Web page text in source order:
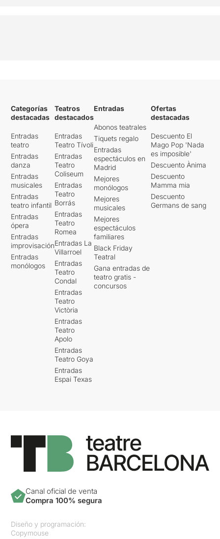
Categorías
destacadas
Entradas
teatro
Entradas
danza
Entradas
musicales
Entradas
teatro infantil
Entradas
ópera
Entradas
improvisación
Entradas
monólogos
Teatros
destacados
Entradas
Teatro Tívoli
Entradas
Teatro
Coliseum
Entradas
Teatro
Borrás
Entradas
Teatro
Romea
Entradas La
Villarroel
Entradas
Teatro
Condal
Entradas
Teatro
Victòria
Entradas
Teatro
Apolo
Entradas
Teatro Goya
Entradas
Espai Texas
Entradas
Abonos teatrales
Tiquets regalo
Entradas
espectáculos en
Madrid
Mejores
monólogos
Mejores
musicales
Mejores
espectáculos
familiares
Black Friday
Teatral
Gana entradas de
teatro gratis -
concursos
Ofertas
destacadas
Descuento El
Mago Pop 'Nada
es imposible'
Descuento Ànima
Descuento
Mamma mia
Descuento
Germans de sang
Canal oficial de venta
Compra 100% segura
Diseño y programación:
Copymouse